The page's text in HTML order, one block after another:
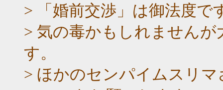
> 「婚前交渉」は御法度で
> 気の毒かもしれません
す。
> ほかのセンパイムスリ